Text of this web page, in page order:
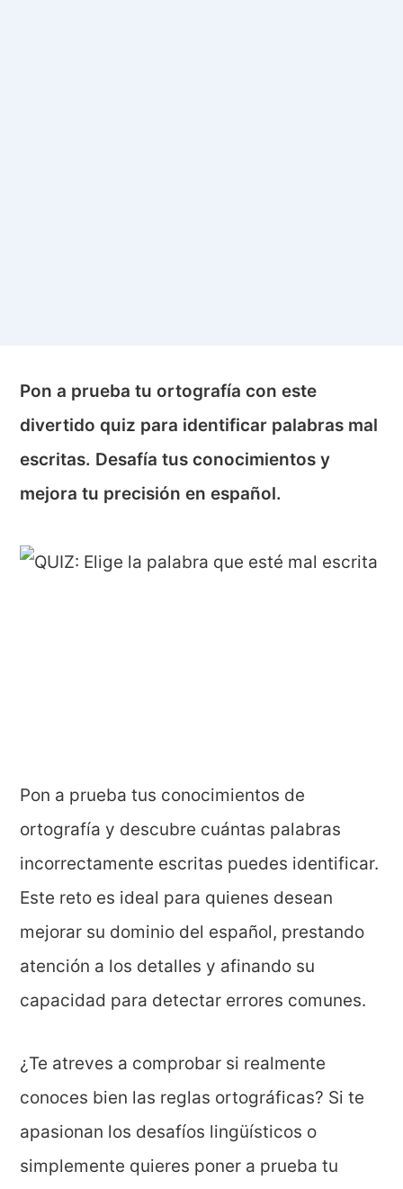
Pon a prueba tu ortografía con este
divertido quiz para identificar palabras mal
escritas. Desafía tus conocimientos y
mejora tu precisión en español.
Pon a prueba tus conocimientos de
ortografía y descubre cuántas palabras
incorrectamente escritas puedes identificar.
Este reto es ideal para quienes desean
mejorar su dominio del español, prestando
atención a los detalles y afinando su
capacidad para detectar errores comunes.
¿Te atreves a comprobar si realmente
conoces bien las reglas ortográficas? Si te
apasionan los desafíos lingüísticos o
simplemente quieres poner a prueba tu